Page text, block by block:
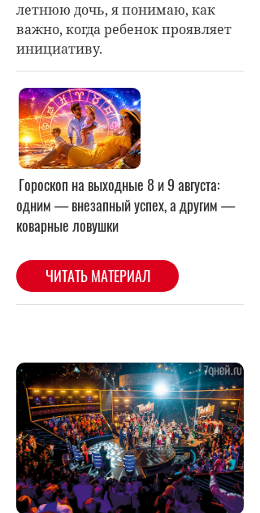
летнюю дочь, я понимаю, как
важно, когда ребенок проявляет
инициативу.